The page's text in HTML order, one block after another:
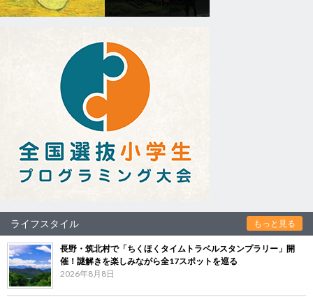
ライフスタイル もっと見る
長野・筑北村で「ちくほくタイムトラベルスタンプラリー」開
催！謎解きを楽しみながら全17スポットを巡る
2026年8月8日